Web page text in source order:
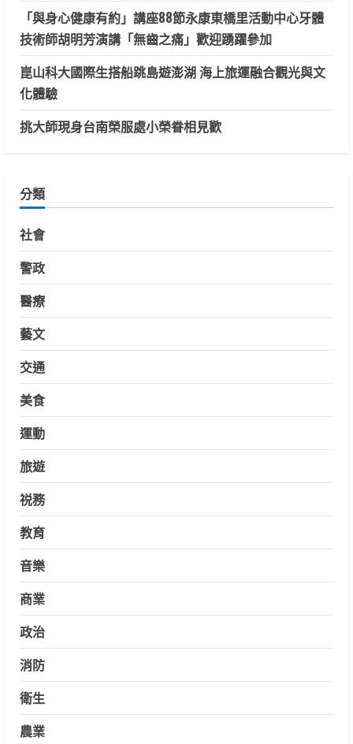
「與身心健康有約」講座88節永康東橋里活動中心牙體
技術師胡明芳演講「無齒之痛」歡迎踴躍參加
崑山科大國際生搭船跳島遊澎湖 海上旅運融合觀光與文
化體驗
挑大師現身台南榮服處小榮眷相見歡
分類
社會
警政
醫療
藝文
交通
美食
運動
旅遊
祱務
教育
音樂
商業
政治
消防
衛生
農業